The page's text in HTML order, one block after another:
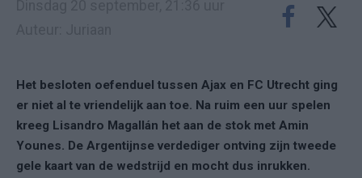
Het besloten oefenduel tussen Ajax en FC Utrecht ging
er niet al te vriendelijk aan toe. Na ruim een uur spelen
kreeg Lisandro Magallán het aan de stok met Amin
Younes. De Argentijnse verdediger ontving zijn tweede
gele kaart van de wedstrijd en mocht dus inrukken.